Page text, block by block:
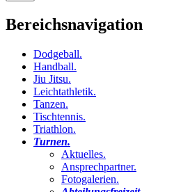
Bereichsnavigation
Dodgeball.
Handball.
Jiu Jitsu.
Leichtathletik.
Tanzen.
Tischtennis.
Triathlon.
Turnen.
Aktuelles.
Ansprechpartner.
Fotogalerien.